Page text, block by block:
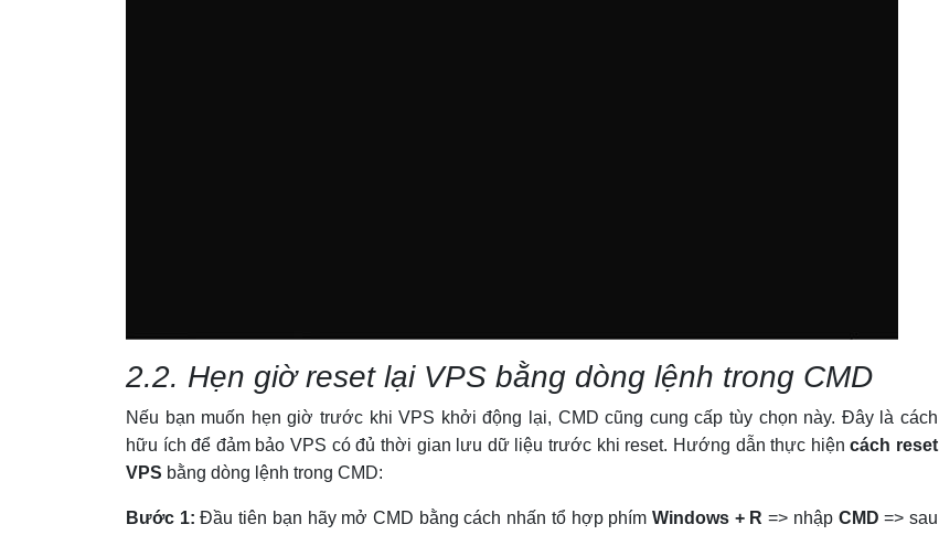
2.2. Hẹn giờ reset lại VPS bằng dòng lệnh trong CMD
Nếu bạn muốn hẹn giờ trước khi VPS khởi động lại, CMD cũng cung cấp tùy chọn này. Đây là cách
hữu ích để đảm bảo VPS có đủ thời gian lưu dữ liệu trước khi reset. Hướng dẫn thực hiệncách reset
VPS bằng dòng lệnh trong CMD:
Bước 1: Đầu tiên bạn hãy mở CMD bằng cách nhấn tổ hợp phím Windows + R => nhập CMD => sau